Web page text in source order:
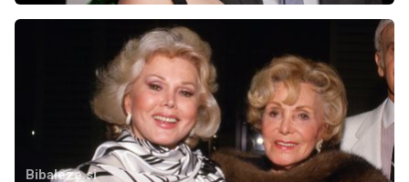
Bibaleze.si